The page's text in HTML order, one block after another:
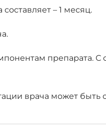
– 1 месяц.
препарата. С
врача может быть